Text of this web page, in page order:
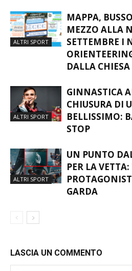
ALTRI SPORT
MAPPA,
MEZZO ALLA
SETTEMBRE I
DALLA CHIESA
ALTRI SPORT
GINNASTICA
CHIUSURA DI
BELLISSIMO:
STOP
ALTRI SPORT
UN PUNTO
PER LA
GARDA
LASCIA UN COMMENTO